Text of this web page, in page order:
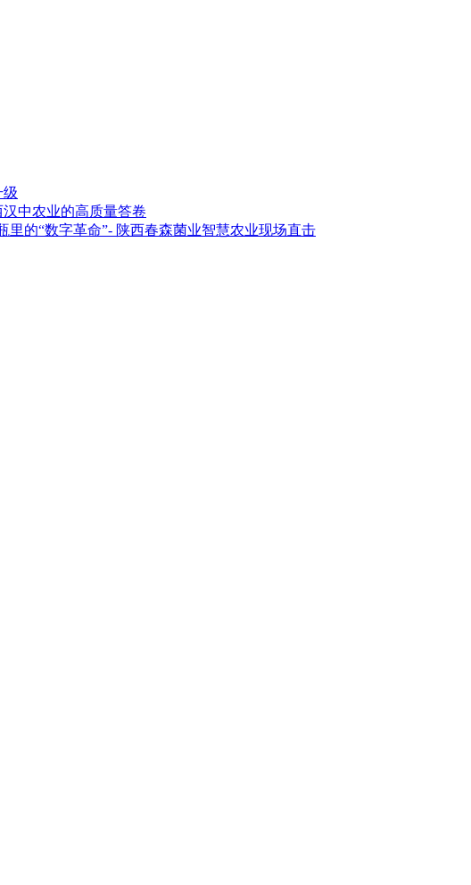
级
汉中农业的高质量答卷
里的“数字革命”- 陕西春森菌业智慧农业现场直击